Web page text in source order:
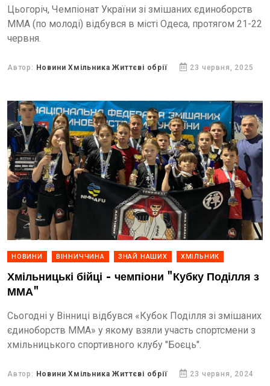
Цьогоріч, Чемпіонат України зі змішаних єдиноборств
ММА (по молоді) відбувся в місті Одеса, протягом 21-22
червня.
Автор: Новини Хмільника Життєві обрії 23 червня, 2025
НОВИНИ ВІННИЧЧИНА ЗНАЙ НАШИХ ХМІЛЬНИК
Хмільницькі бійці - чемпіони "Кубку Поділля з
ММА"
Сьогодні у Вінниці відбувся «Кубок Поділля зі змішаних
єдиноборств ММА» у якому взяли участь спортсмени з
хмільницького спортивного клубу "Боєць".
Автор: Новини Хмільника Життєві обрії 23 червня, 2024